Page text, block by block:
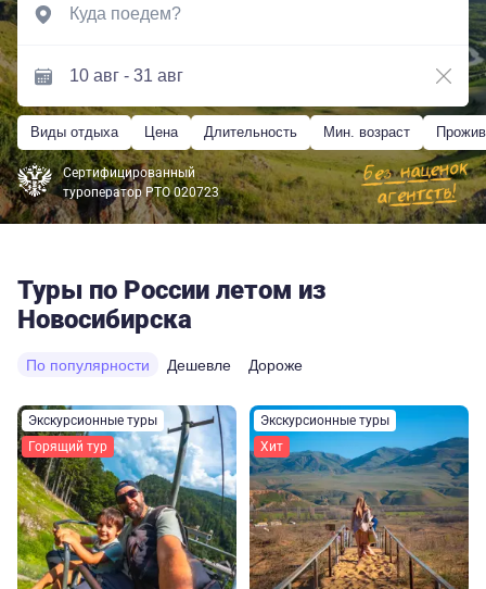
Виды отдыха Цена Длительность Мин. возраст
Сертифицированный
туроператор РТО 020723
Туры по России летом из
Новосибирска
По популярности Дешевле Дороже
Экскурсионные туры
Горящий тур
Экскурсионные туры
Хит